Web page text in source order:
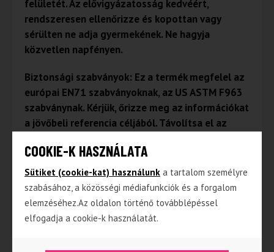
felületét. Az elővigyázatosság kedvéért,
rendszeresen ellenőrizze és kopottan vagy
sérülten ne adja gyermekének. Ne hagyja
közvetlen napfényen.
Biztonsági szabványok: Ez a termék megfelel az
európai EN71 szabványoknak, az US ASTM F963
szabványnak. Kérjük, őrizze meg az információkat
a jövőbeli referencia céljából. Távolítsa el az
rögzítőelemet, mielőtt gyermekének adná a
terméket.
Kapcsolódó termékek
COOKIE-K HASZNÁLATA
Sütiket (cookie-kat) használunk a tartalom személyre
szabásához, a közösségi médiafunkciók és a forgalom
elemzéséhez.Az oldalon történő továbblépéssel
elfogadja a cookie-k használatát.